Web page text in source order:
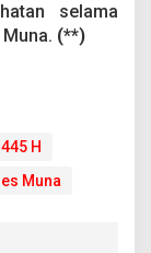
selama
(**)
H
Muna